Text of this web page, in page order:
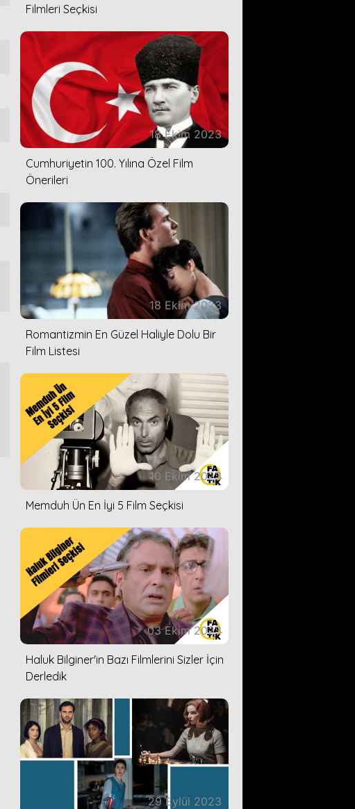
Filmleri Seçkisi
18 Ekim 2023
Cumhuriyetin 100. Yılına Özel Film
Önerileri
18 Ekim 2023
Romantizmin En Güzel Haliyle Dolu Bir
Film Listesi
10 Ekim 2023
Memduh Ün En İyi 5 Film Seçkisi
03 Ekim 2023
Haluk Bilginer'in Bazı Filmlerini Sizler İçin
Derledik
29 Eylül 2023